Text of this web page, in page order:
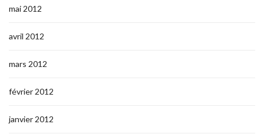
mai 2012
avril 2012
mars 2012
février 2012
janvier 2012